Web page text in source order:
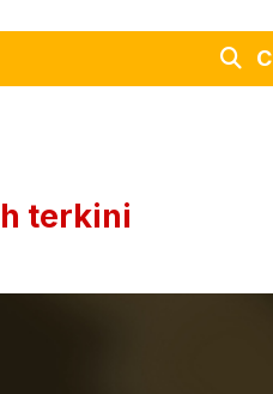
terkini